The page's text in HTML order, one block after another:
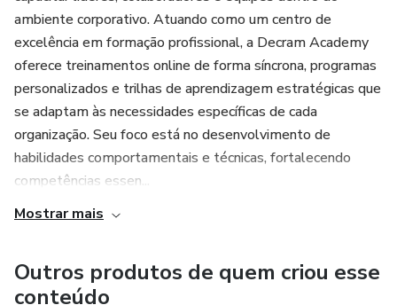
ambiente corporativo. Atuando como um centro de
excelência em formação profissional, a Decram Academy
oferece treinamentos online de forma síncrona, programas
personalizados e trilhas de aprendizagem estratégicas que
se adaptam às necessidades específicas de cada
organização. Seu foco está no desenvolvimento de
habilidades comportamentais e técnicas, fortalecendo
competências essen...
Mostrar mais
Outros produtos de quem criou esse
conteúdo